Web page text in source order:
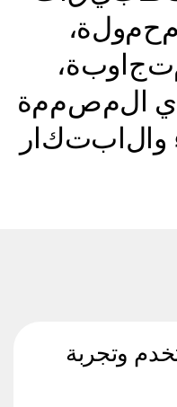
محمولة،
تج وبة،
ي لمصممة
و ل بتك ر
وتجربة